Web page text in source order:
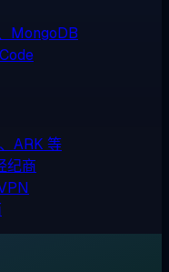
MongoDB
ARK 等
纪商